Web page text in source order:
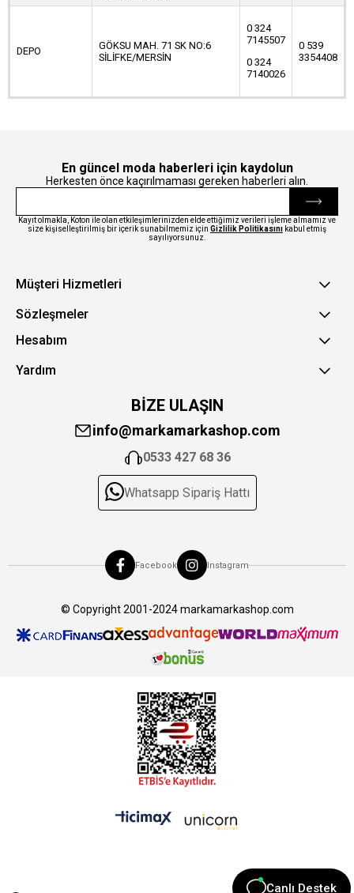
DEPO
GÖKSU MAH. 71 SK NO:6
SİLİFKE/MERSİN
0 324
7145507
0 324
7140026
0 539
3354408
En güncel moda haberleri için kaydolun
Herkesten önce kaçırılmaması gereken haberleri alın.
Kayıt olmakla, Koton ile olan etkileşimlerinizden elde ettiğimiz verileri işleme almamız ve
size kişiselleştirilmiş bir içerik sunabilmemiz için Gizlilik Politikasını kabul etmiş
sayılıyorsunuz.
Müşteri Hizmetleri
Sözleşmeler
Hesabım
Yardım
BİZE ULAŞIN
info@markamarkashop.com
0533 427 68 36
Whatsapp Sipariş Hattı
Facebook Instagram
© Copyright 2001-2024 markamarkashop.com
Canlı Destek